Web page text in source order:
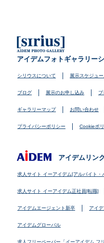
アイデムフォトギャラリー
シリウスについて 展示スケジュ
ブログ 展示のお申し込み
ギャラリーマップ お問い合わせ
プライバシーポリシー Cookieポ
アイデムリンク
求人サイト イーアイデム[アルバイト・
求人サイト イーアイデム正社員[転職]
アイデムエージェント新卒 アイ
アイデムグローバル
求人フリーペーパー「イーアイデム フ